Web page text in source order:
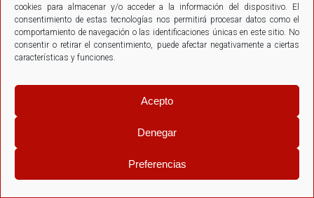
cookies para almacenar y/o acceder a la información del dispositivo. El
consentimiento de estas tecnologías nos permitirá procesar datos como el
comportamiento de navegación o las identificaciones únicas en este sitio. No
consentir o retirar el consentimiento, puede afectar negativamente a ciertas
características y funciones.
Acepto
Denegar
Preferencias
Más información